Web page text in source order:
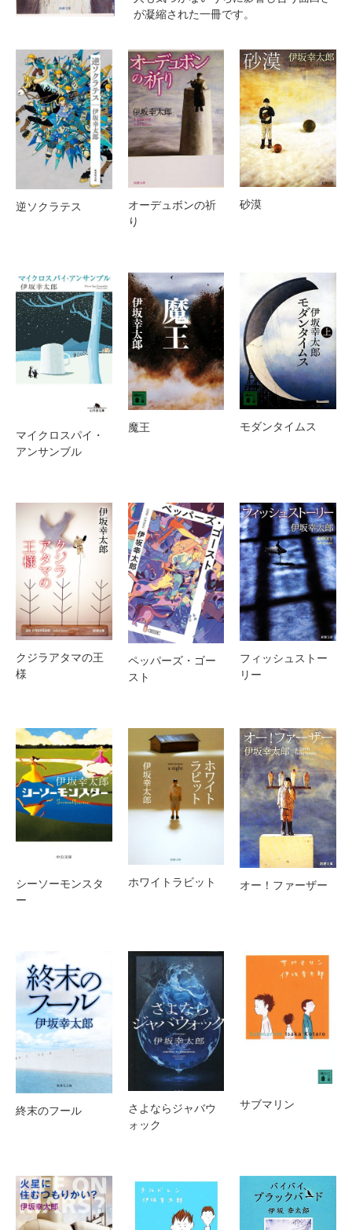
が凝縮された一冊です。
逆ソクラテス
オーデュボンの祈
り
砂漠
マイクロスパイ・
アンサンブル
魔王 モダンタイムス
クジラアタマの王
様
ペッパーズ・ゴー
スト
フィッシュストー
リー
シーソーモンスタ
ー
ホワイトラビット オー！ファーザー
終末のフール
さよならジャバウ
ォック
サブマリン